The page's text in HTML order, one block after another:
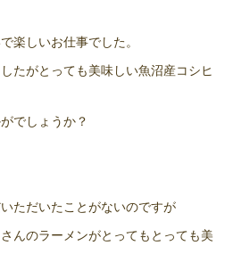
楽しいお仕事でした。
たがとっても美味しい魚沼産コシヒ
でしょうか？
ただいたことがないのですが
んのラーメンがとってもとっても美